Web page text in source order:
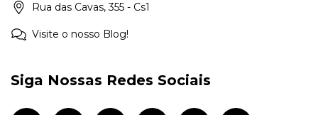
Rua das Cavas, 355 - Cs1
Visite o nosso Blog!
Siga Nossas Redes Sociais